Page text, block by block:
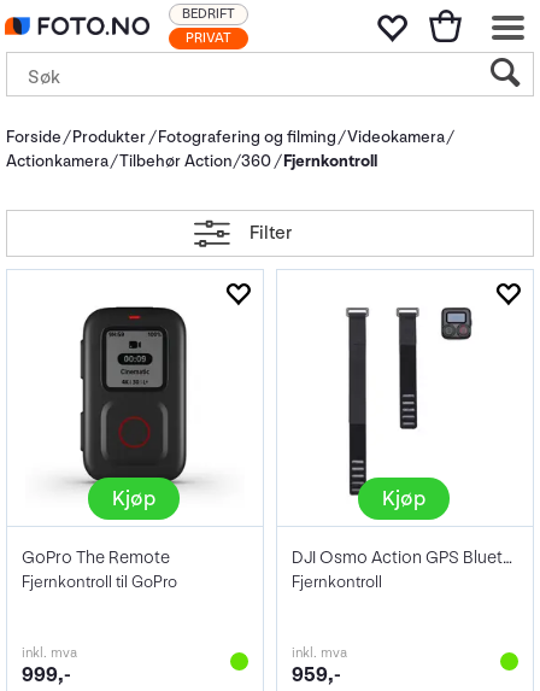
PRIVAT
BEDRIFT
Forside Produkter Fotografering og filming Videokamera
Actionkamera Tilbehør Action/360 Fjernkontroll
Filter
Kjøp
GoPro The Remote
Fjernkontroll til GoPro
inkl. mva
999,-
Kjøp
DJI Osmo Action GPS Bluetooth RC
Fjernkontroll
inkl. mva
959,-